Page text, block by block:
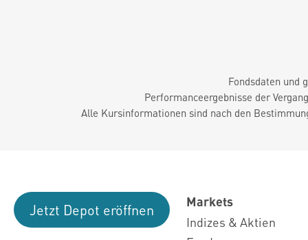
Fondsdaten und
Performanceergebnisse der
Alle Kursinformationen sind nach den
Jetzt Depot eröffnen
Markets
Indizes & Aktien